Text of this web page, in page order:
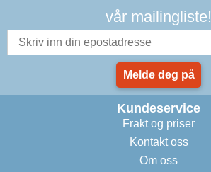
vår mailingliste!
Melde deg på
Kundeservice
Frakt og priser
Kontakt oss
Om oss